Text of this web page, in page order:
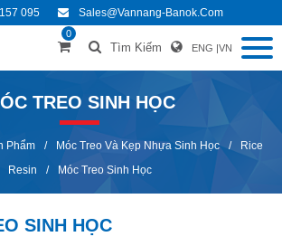
095 Sales@vannang-Banok.com
0
Tìm Kiếm ENG |VN
TREO SINH HỌC
Phẩm / Móc Treo Và Kẹp Nhựa Sinh Học /
Rice
Resin
/ Móc Treo Sinh Học
SINH HỌC